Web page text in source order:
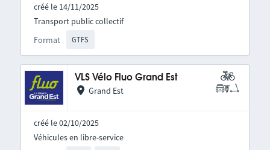
créé le 14/11/2025
Format GTFS
Transport public collectif
VLS Vélo Fluo Grand Est
Grand Est
créé le 02/10/2025
Véhicules en libre-service